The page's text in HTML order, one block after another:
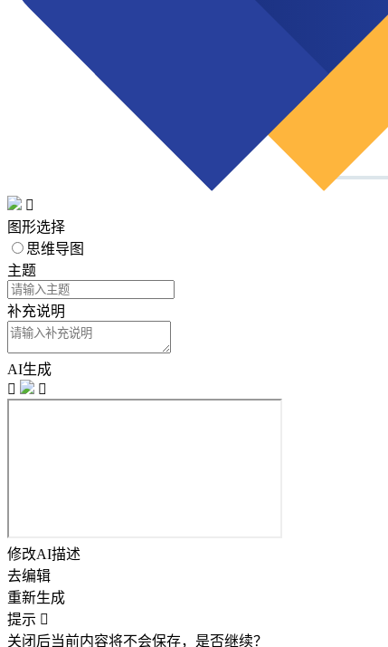

图形选择
思维导图
主题
补充说明
AI生成


修改AI描述
去编辑
重新生成
提示 
关闭后当前内容将不会保存，是否继续？